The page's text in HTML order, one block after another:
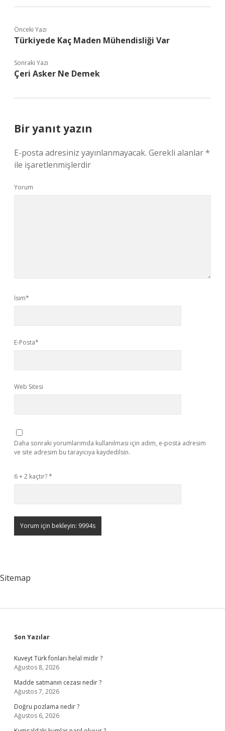
Önceki Yazı
Türkiyede Kaç Maden Mühendisliği Var
Sonraki Yazı
Çeri Asker Ne Demek
Bir yanıt yazın
E-posta adresiniz yayınlanmayacak. Gerekli alanlar*
ile işaretlenmişlerdir
Yorum
İsim*
E-Posta*
Web Sitesi
Daha sonraki yorumlarımda kullanılması için adım, e-posta adresim
ve site adresim bu tarayıcıya kaydedilsin.
6 + 2 kaçtır?*
Sitemap
Sidebar
Son Yazılar
Kuveyt Türk fonları helal midir ?
Ağustos 8, 2026
Madde satmanın cezası nedir ?
Ağustos 7, 2026
Doğru pozlama nedir ?
Ağustos 6, 2026